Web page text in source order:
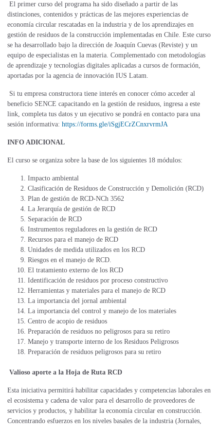
El primer curso del programa ha sido diseñado a partir de las
distinciones, contenidos y prácticas de las mejores experiencias de
economía circular rescatadas en la industria y de los aprendizajes en
gestión de residuos de la construcción implementadas en Chile. Este curso
se ha desarrollado bajo la dirección de Joaquín Cuevas (Reviste) y un
equipo de especialistas en la materia. Complementado con metodologías
de aprendizaje y tecnologías digitales aplicadas a cursos de formación,
aportadas por la agencia de innovación IUS Latam.
Si tu empresa constructora tiene interés en conocer cómo acceder al
beneficio SENCE capacitando en la gestión de residuos, ingresa a este
link, completa tus datos y un ejecutivo se pondrá en contacto para una
sesión informativa: https://forms.gle/iSgjECrZCnxrvrmJA
INFO ADICIONAL
El curso se organiza sobre la base de los siguientes 18 módulos:
Impacto ambiental
Clasificación de Residuos de Construcción y Demolición (RCD)
Plan de gestión de RCD-NCh 3562
La Jerarquía de gestión de RCD
Separación de RCD
Instrumentos reguladores en la gestión de RCD
Recursos para el manejo de RCD
Unidades de medida utilizados en los RCD
Riesgos en el manejo de RCD.
El tratamiento externo de los RCD
Identificación de residuos por proceso constructivo
Herramientas y materiales para el manejo de RCD
La importancia del jornal ambiental
La importancia del control y manejo de los materiales
Centro de acopio de residuos
Preparación de residuos no peligrosos para su retiro
Manejo y transporte interno de los Residuos Peligrosos
Preparación de residuos peligrosos para su retiro
Valioso aporte a la Hoja de Ruta RCD
Esta iniciativa permitirá habilitar capacidades y competencias laborales en
el ecosistema y cadena de valor para el desarrollo de proveedores de
servicios y productos, y habilitar la economía circular en construcción.
Concentrando esfuerzos en los niveles basales de la industria (Jornales,